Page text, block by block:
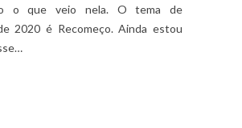
o que veio nela. O tema de
2020 é Recomeço. Ainda estou